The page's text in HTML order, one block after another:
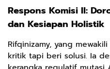
Respons Komisi II:
dan Kesiapan Holistik
Rifqinizamy, yang
kritik tapi beri solusi. Ia